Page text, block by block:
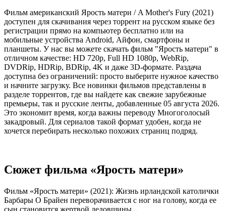
Фильм американский Ярость матери / A Mother's Fury (2021)
доступен для скачивания через торрент на русском языке без
регистрации прямо на компьютер бесплатно или на
мобильные устройства Android, Айфон, смартфоны и
планшеты. У нас вы можете скачать фильм "Ярость матери" в
отличном качестве: HD 720p, Full HD 1080p, WebRip,
DVDRip, HDRip, BDRip, 4K и даже 3D-формате. Раздача
доступна без ограничений: просто выберите нужное качество
и начните загрузку. Все новинки фильмов представлены в
разделе торрентов, где вы найдете как свежие зарубежные
премьеры, так и русские ленты, добавленные 05 августа 2026.
Это экономит время, когда важны переводу Многоголосый
закадровый. Для сериалов такой формат удобен, когда не
хочется перебирать несколько похожих страниц подряд.
Сюжет фильма «Ярость матери»
Фильм «Ярость матери» (2021): Жизнь ирландской католички
Барбары О Брайен переворачивается с ног на голову, когда ее
сын становится жертвой дедовщины...